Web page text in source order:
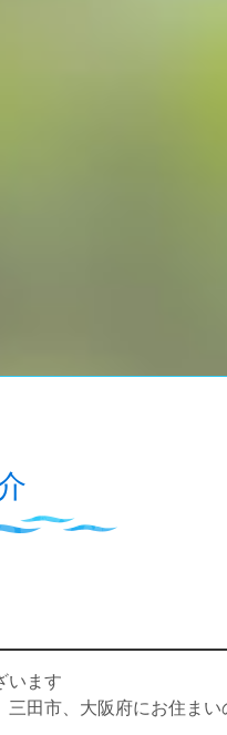
います
田市、大阪府にお住ま